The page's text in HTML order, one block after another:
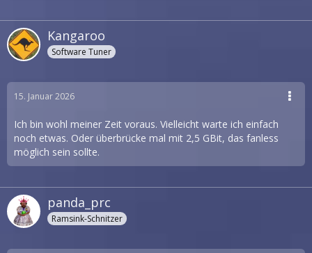
Kangaroo
Software Tuner
15. Januar 2026
Ich bin wohl meiner Zeit voraus. Vielleicht warte ich einfach
noch etwas. Oder überbrücke mal mit 2,5 GBit, das fanless
möglich sein sollte.
panda_prc
Ramsink-Schnitzer